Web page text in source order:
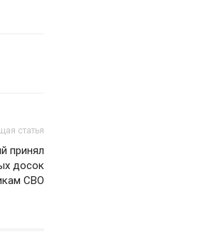
статья
принял
досок
СВО